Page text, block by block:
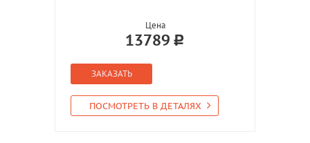
Цена
13789
ЗАКАЗАТЬ
ПОСМОТРЕТЬ В ДЕТАЛЯХ